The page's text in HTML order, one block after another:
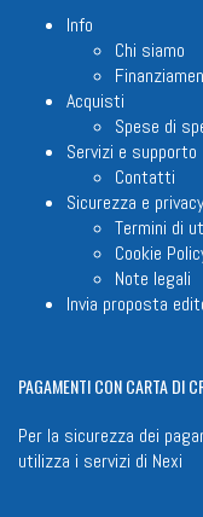
Info
Chi siamo
Acquisti
Spese di
Servizi e supporto
Contatti
Sicurezza e privacy
Termini di
Cookie
Note legali
Invia proposta
PAGAMENTICON CARTA DI
Per la sicurezza dei
utilizza i servizi di Nexi